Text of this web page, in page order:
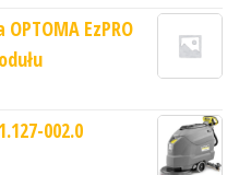
EzPRO
002.0